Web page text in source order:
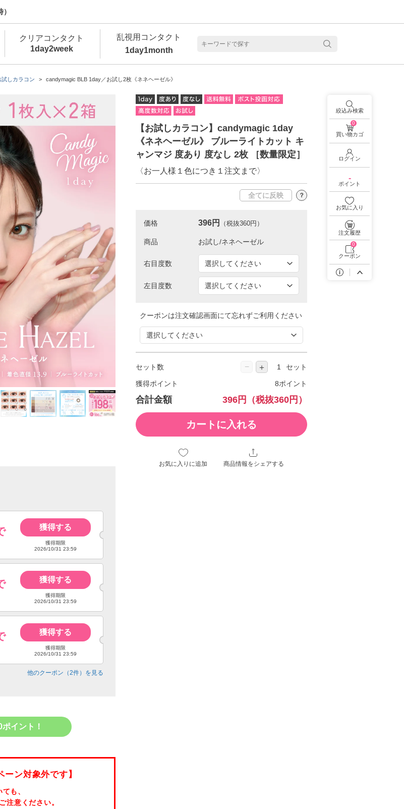
しカラコン candymagic BLB 1day／お試し2枚《ネネヘーゼル》
【お試しカラコン】candymagic 1day
《ネネヘーゼル》 ブルーライトカット キ
ャンマジ 度あり 度なし 2枚 ［数量限定］
〈お一人様１色につき１注文まで〉
全てに反映 ？
価格 396円 （税抜360円）
商品
右目度数
左目度数
クーポンは注文確認画面にて忘れずご利用ください
セット数 − ＋ セット
獲得ポイント 8ポイント
合計金額 396円 （税抜360円）
カートに入れる
お気に入りに追加 商品情報をシェアする
獲得する
獲得期限
2026/10/31 23:59
獲得する
獲得期限
2026/10/31 23:59
獲得する
獲得期限
2026/10/31 23:59
他のクーポン（2件）を見る
イント！
ーン対象外です】
も、
注意ください。
クリアコンタクト
1day2week
乱視用コンタクト
1day1month
絞込み検索
0
買い物カゴ
ログイン
-
ポイント
お気に入り
注文履歴
0
クーポン
新商品
カラコン・サークルレンズ 1day 商品一覧を見る
乱視用カラコン 1day商品一覧を見る
カラコン・サークルレンズ 2week商品一覧を見る
カラコン・サークルレンズ 1month商品一覧を見る
クリアコンタクトレンズ 1day 商品一覧を見る 乱視用カラコン 1day商品一覧を見る
クリアコンタクトレンズ 2week 商品一覧を見る
商品
乱視用カラコン 1day商品一覧を見る
乱視用カラコン 1month商品一覧を見る